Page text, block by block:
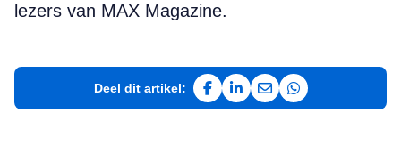
lezers van MAX Magazine.
Deel dit artikel:
Deel op Facebook
Deel op LinkedIn
Deel via e-mail
Deel via